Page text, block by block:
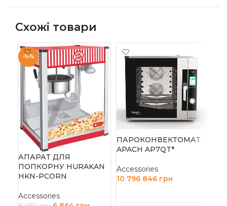
Схожі товари
-15%
АПАРАТ ДЛЯ
ПОПКОРНУ HURAKAN
HKN-PCORN
Accessories
ПАРОКОНВЕКТОМАТ
APACH AP7QT*
Accessories
10 796 846 грн